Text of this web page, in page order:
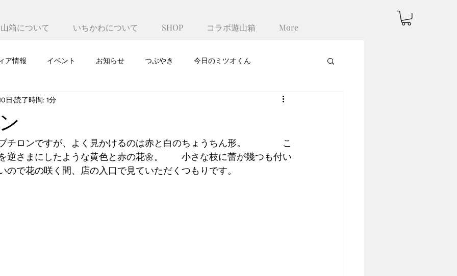
箱について いちかわについて SHOP コラボ遊山箱 More
ア情報 イベント お知らせ つぶやき 今日のミツオくん
日 読了時間: 1分
チロンですが、よく見かけるのは赤と白のちょうちん形。　　　　こ
逆さまにしたような黄色と赤の花🌼。　　小さな枝に蕾が幾つも付い
ので花の咲く間、店の入口で見ていただくつもりです。